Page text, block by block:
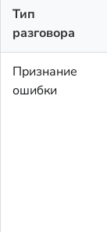
Тип
разговора
Признание
ошибки